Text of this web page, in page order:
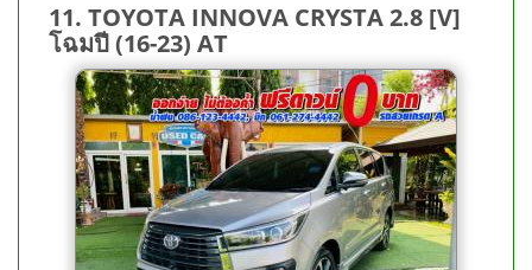
11. TOYOTA INNOVA CRYSTA 2.8 [V]
โฉมปี (16-23) AT